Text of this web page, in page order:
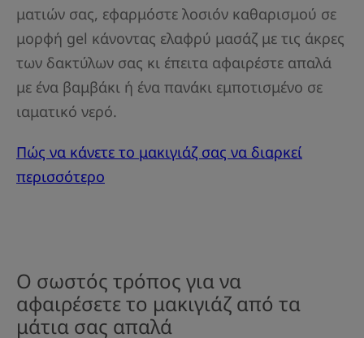
ματιών σας, εφαρμόστε λοσιόν καθαρισμού σε
μορφή gel κάνοντας ελαφρύ μασάζ με τις άκρες
των δακτύλων σας κι έπειτα αφαιρέστε απαλά
με ένα βαμβάκι ή ένα πανάκι εμποτισμένο σε
ιαματικό νερό.
Πώς να κάνετε το μακιγιάζ σας να διαρκεί
περισσότερο
Ο σωστός τρόπος για να
αφαιρέσετε το μακιγιάζ από τα
μάτια σας απαλά